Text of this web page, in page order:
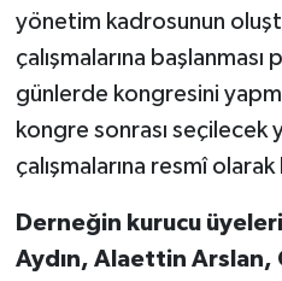
yönetim kadrosunun
çalışmalarına
günlerde kongresini
kongre sonrası
çalışmalarına resmî
Derneğin kurucu
Aydın, Alaettin Arslan,